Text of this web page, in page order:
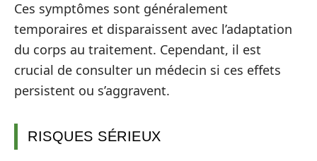
Ces symptômes sont généralement
temporaires et disparaissent avec l’adaptation
du corps au traitement. Cependant, il est
crucial de consulter un médecin si ces effets
persistent ou s’aggravent.
RISQUES SÉRIEUX